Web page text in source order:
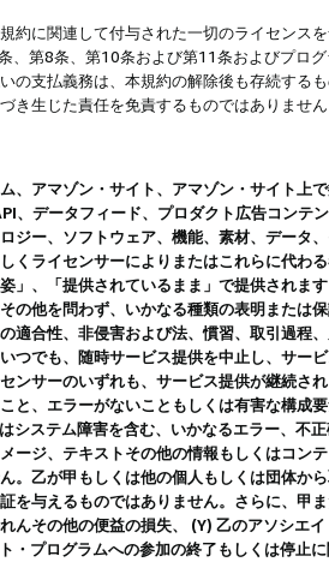
約に関連して付与された一切のライセンス
、第8条、第10条および第11条およびプロ
の支払義務は、本規約の解除後も存続する
き生じた責任を免責するものではありませ
、アマゾン・サイト、アマゾン・サイト上
データフィード、プロダクト広告コンテ
ジー、ソフトウェア、機能、素材、データ
くライセンサーによりまたはこれらに代わ
」、「提供されているまま」で提供されま
の他を問わず、いかなる種類の表明または
適合性、非侵害および法、慣習、取引過程
つでも、随時サービス提供を中止し、サー
ンサーのいずれも、サービス提供が継続さ
と、エラーがないこともしくは有害な構成
システム障害を含む、いかなるエラー、不
ージ、テキストその他の情報もしくはコン
。乙が甲もしくは他の個人もしくは団体か
を与えるものではありません。さらに、甲
んその他の便益の損失、 (Y) 乙のアソシエ
・プログラムへの参加の終了もしくは停止